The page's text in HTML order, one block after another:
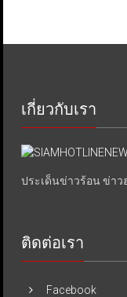
เกี่ยวกับเรา
ประเด็นข่าวร้อน ข่าว
ติดต่อเรา
Facebook